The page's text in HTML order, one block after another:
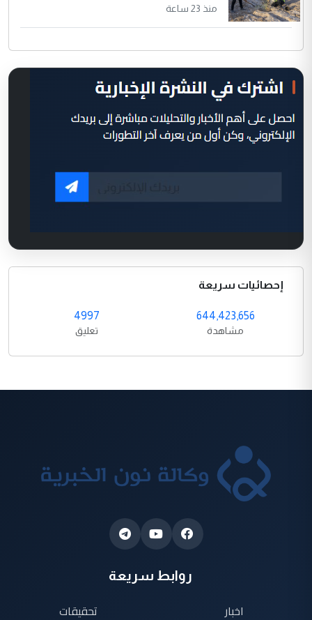
منذ 23 ساعة
إحصائيات سريعة
644,423,656
مشاهدة
4997
تعليق
روابط سريعة
اخبار
تحقيقات